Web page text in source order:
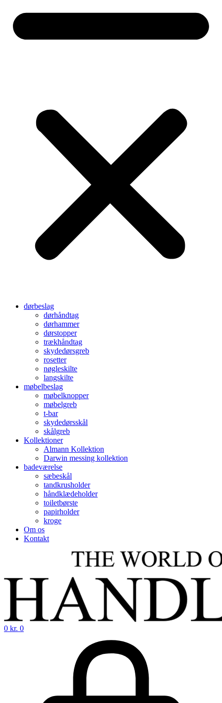
dørbeslag
dørhåndtag
dørhammer
dørstopper
trækhåndtag
skydedørsgreb
rosetter
nøgleskilte
langskilte
møbelbeslag
møbelknopper
møbelgreb
t-bar
skydedørsskål
skålgreb
Kollektioner
Almann Kollektion
Darwin messing kollektion
badeværelse
sæbeskål
tandkrusholder
håndklædeholder
toiletbørste
papirholder
kroge
Om os
Kontakt
0 kr. 0